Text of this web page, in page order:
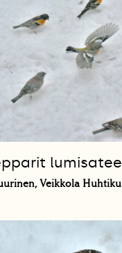
Veikkola